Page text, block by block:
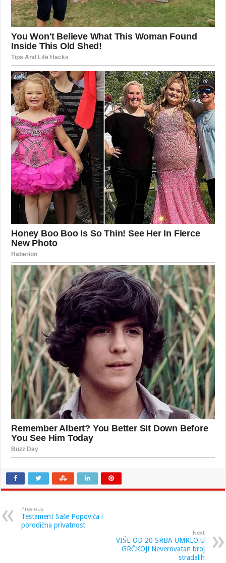
Previous
Testament Saše Popovića i
porodična privatnost
Next
VIŠE OD 20 SRBA UMRLO U
GRČKOJ! Neverovatan broj
stradalih